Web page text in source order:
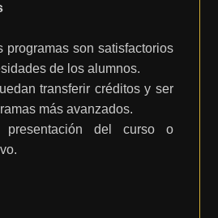
programas son satisfactorios
de los alumnos.
transferir créditos y ser
más avanzados.
del curso o